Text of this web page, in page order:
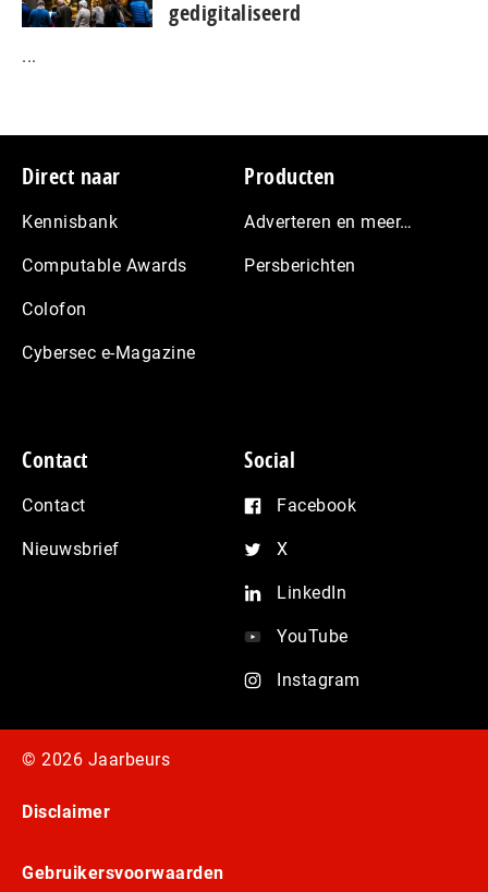
gedigitaliseerd
...
Footer
Direct naar
Kennisbank
Computable Awards
Colofon
Cybersec e-Magazine
Producten
Adverteren en meer…
Persberichten
Contact
Contact
Nieuwsbrief
Social
Facebook
X
LinkedIn
YouTube
Instagram
© 2026 Jaarbeurs
Disclaimer
Gebruikersvoorwaarden